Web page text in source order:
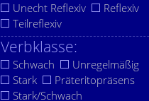
Unecht Reflexiv
Reflexiv
Teilreflexiv
Verbklasse:
Schwach
Unregelmäßig
Stark
Präteritopräsens
Stark/Schwach